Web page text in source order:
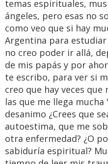
temas espirituales,
ángeles, pero esas no
como veo que si hay
Argentina para
no creo poder ir allá,
de mis papás y por
te escribo, para ver si
creo que hay veces
las que me llega
desanimo ¿Crees que
autoestima, que me
otra enfermedad? ¿O
sabiduría espiritual?